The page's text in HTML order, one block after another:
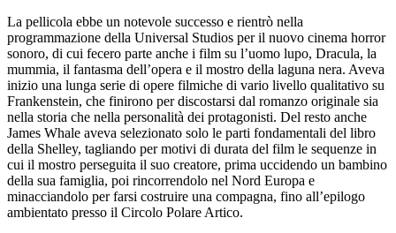
La pellicola ebbe un notevole successo e rientrò nella
programmazione della Universal Studios per il nuovo cinema horror
sonoro, di cui fecero parte anche i film su l’uomo lupo, Dracula, la
mummia, il fantasma dell’opera e il mostro della laguna nera. Aveva
inizio una lunga serie di opere filmiche di vario livello qualitativo su
Frankenstein, che finirono per discostarsi dal romanzo originale sia
nella storia che nella personalità dei protagonisti. Del resto anche
James Whale aveva selezionato solo le parti fondamentali del libro
della Shelley, tagliando per motivi di durata del film le sequenze in
cui il mostro perseguita il suo creatore, prima uccidendo un bambino
della sua famiglia, poi rincorrendolo nel Nord Europa e
minacciandolo per farsi costruire una compagna, fino all’epilogo
ambientato presso il Circolo Polare Artico.